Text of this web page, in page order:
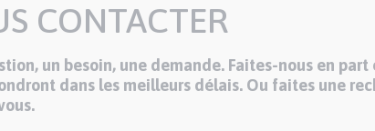
CONTACTER
un besoin, une demande. Faites-nous en
dans les meilleurs délais. Ou faites une